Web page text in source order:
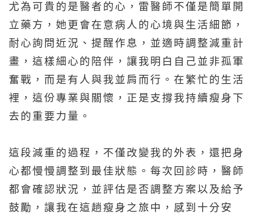
尤為可貴的是醫者的心，雷醫師不僅是簡單開
立藥方，她更會在意病人的心境與生活細節，
耐心詢問近況、提醒作息，並適時調整減重計
畫，這樣細心的陪伴，讓我明白自己並非孤軍
奮戰，而是有人與我並肩而行。在繁忙的生活
裡，這份專業與關懷，正是支撐我持續瘦身下
去的重要力量。
這段減重的過程，不僅改變我的外表，還把身
心都慢慢調整到最佳狀態。每次回診時，醫師
都會確認狀況，並評估是否調整方案以及給予
鼓勵，讓我在這趟瘦身之旅中，感到十分安